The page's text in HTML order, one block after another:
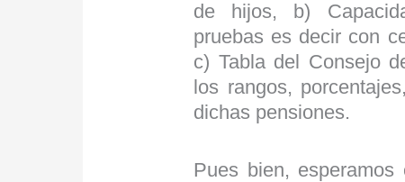
de hijos, b)
pruebas es decir con
c) Tabla del Consejo
los rangos,
dichas pensiones.
Pues bien,